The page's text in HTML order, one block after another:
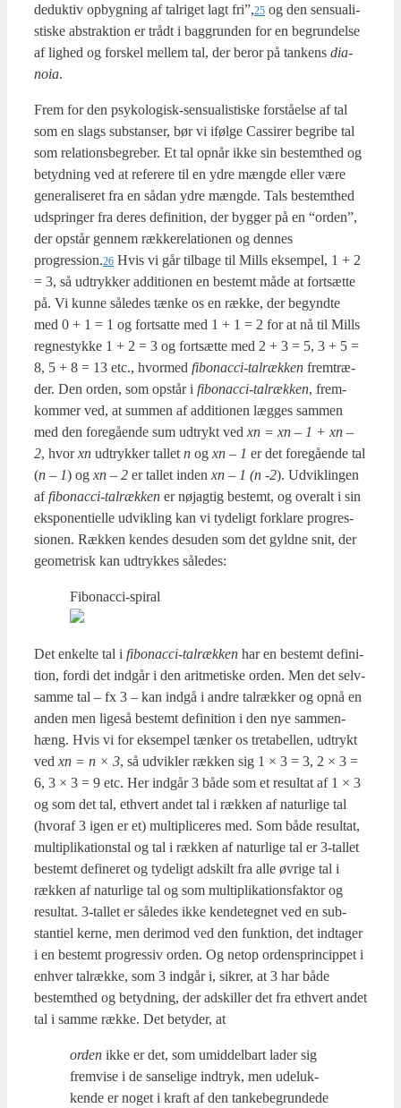
deduk­tiv opbyg­ning af tal­ri­get lagt fri”,25 og den sensu­a­li­
sti­ske abstrak­tion er trå­dt i bag­grun­den for en begrun­del­se
af lig­hed og for­skel mel­lem tal, der beror på tan­kens dia­
noia.
Frem for den psy­ko­lo­gisk-sensu­a­li­sti­ske for­stå­el­se af tal
som en slags sub­stan­ser, bør vi iføl­ge Cas­si­rer begri­be tal
som rela­tions­be­gre­ber. Et tal opnår ikke sin bestemt­hed og
betyd­ning ved at refe­re­re til en ydre mæng­de eller være
gene­ra­li­se­ret fra en sådan ydre mæng­de. Tals bestemt­hed
udsprin­ger fra deres defi­ni­tion, der byg­ger på en “orden”,
der opstår gen­nem ræk­ke­re­la­tio­nen og den­nes
progression.26 Hvis vi går til­ba­ge til Mills eksem­pel, 1 + 2
= 3, så udtryk­ker addi­tio­nen en bestemt måde at fort­sæt­te
på. Vi kun­ne såle­des tæn­ke os en ræk­ke, der begynd­te
med 0 + 1 = 1 og fort­sat­te med 1 + 1 = 2 for at nå til Mills
reg­ne­styk­ke 1 + 2 = 3 og fort­sæt­te med 2 + 3 = 5, 3 + 5 =
8, 5 + 8 = 13 etc., hvor­med fibo­nac­ci-tal­ræk­ken frem­træ­
der. Den orden, som opstår i fibo­nac­ci-tal­ræk­ken, frem­
kom­mer ved, at sum­men af addi­tio­nen læg­ges sam­men
med den fore­gå­en­de sum udtrykt ved xn = xn – 1 + xn –
2, hvorxn udtryk­ker tal­let n og xn – 1 er det fore­gå­en­de tal
(n – 1) og xn – 2 er tal­let inden xn – 1 (n ‑2). Udvik­lin­gen
affibo­nac­ci-tal­ræk­ken er nøj­ag­tig bestemt, og overalt i sin
eks­po­nen­ti­el­le udvik­ling kan vi tyde­ligt for­kla­re pro­g­res­
sio­nen. Ræk­ken ken­des des­u­den som det gyld­ne snit, der
geo­me­trisk kan udtryk­kes såle­des:
Fibo­nac­ci-spiral
Det enkel­te tal i fibo­nac­ci-tal­ræk­ken har en bestemt defi­ni­
tion, for­di det ind­går i den arit­me­ti­ske orden. Men det selv­
sam­me tal – fx 3 – kan ind­gå i andre tal­ræk­ker og opnå en
anden men lige­så bestemt defi­ni­tion i den nye sam­men­
hæng. Hvis vi for eksem­pel tæn­ker os tre­ta­bel­len, udtrykt
ved xn = n × 3, så udvik­ler ræk­ken sig 1 × 3 = 3, 2 × 3 =
6, 3 × 3 = 9 etc. Her ind­går 3 både som et resul­tat af 1 × 3
og som det tal, ethvert andet tal i ræk­ken af natur­li­ge tal
(hvoraf 3 igen er et) mul­ti­pli­ce­res med. Som både resul­tat,
mul­ti­pli­ka­tions­tal og tal i ræk­ken af natur­li­ge tal er 3‑tallet
bestemt defi­ne­ret og tyde­ligt adskilt fra alle øvri­ge tal i
ræk­ken af natur­li­ge tal og som mul­ti­pli­ka­tions­fak­tor og
resul­tat. 3‑tallet er såle­des ikke ken­de­teg­net ved en sub­
stan­ti­el ker­ne, men der­i­mod ved den funk­tion, det ind­ta­ger
i en bestemt pro­gres­siv orden. Og net­op ordensprin­cip­pet i
enhver tal­ræk­ke, som 3 ind­går i, sik­rer, at 3 har både
bestemt­hed og betyd­ning, der adskil­ler det fra ethvert andet
tal i sam­me ræk­ke. Det bety­der, at
orden ikke er det, som umid­del­bart lader sig
frem­vi­se i de san­se­li­ge ind­tryk, men ude­luk­
ken­de er noget i kraft af den tan­ke­be­grun­de­de